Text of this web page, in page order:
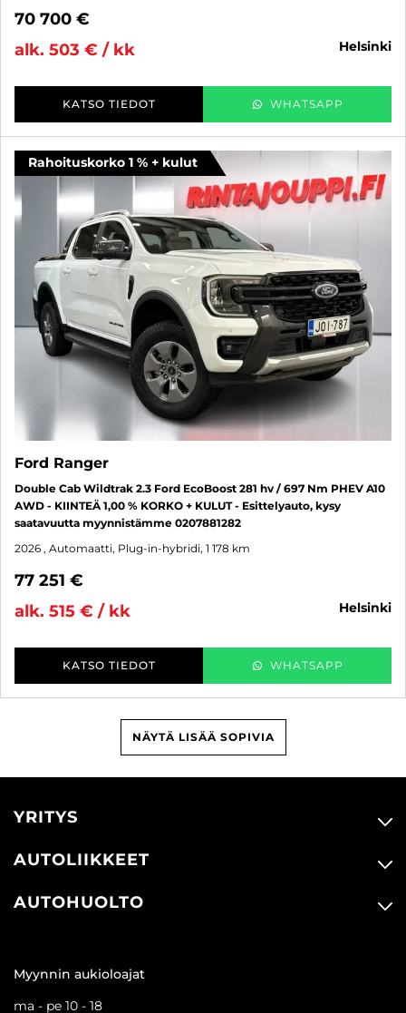
70 700 €
alk. 503 € / kk
helsinki
KATSO TIEDOT WHATSAPP
Rahoituskorko 1 % + kulut
Ford Ranger
Double Cab Wildtrak 2.3 Ford EcoBoost 281 hv / 697 Nm PHEV A10
AWD - KIINTEÄ 1,00 % KORKO + KULUT - Esittelyauto, kysy
saatavuutta myynnistämme 0207881282
2026 , Automaatti, Plug-in-hybridi, 1 178 km
77 251 €
alk. 515 € / kk
helsinki
KATSO TIEDOT WHATSAPP
NÄYTÄ LISÄÄ SOPIVIA
YRITYS
AUTOLIIKKEET
AUTOHUOLTO
Myynnin aukioloajat
ma - pe 10 - 18